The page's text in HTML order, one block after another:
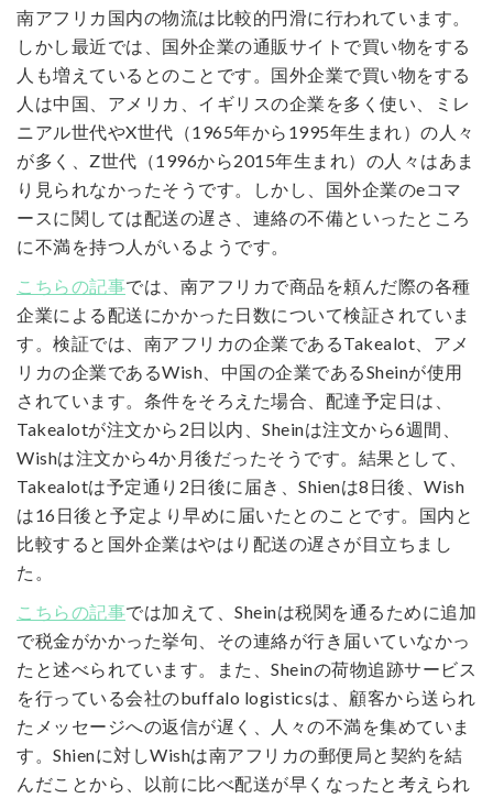
南アフリカ国内の物流は比較的円滑に行われています。
しかし最近では、国外企業の通販サイトで買い物をする
人も増えているとのことです。国外企業で買い物をする
人は中国、アメリカ、イギリスの企業を多く使い、ミレ
ニアル世代やX世代（1965年から1995年生まれ）の人々
が多く、Z世代（1996から2015年生まれ）の人々はあま
り見られなかったそうです。しかし、国外企業のeコマ
ースに関しては配送の遅さ、連絡の不備といったところ
に不満を持つ人がいるようです。
こちらの記事では、南アフリカで商品を頼んだ際の各種
企業による配送にかかった日数について検証されていま
す。検証では、南アフリカの企業であるTakealot、アメ
リカの企業であるWish、中国の企業であるSheinが使用
されています。条件をそろえた場合、配達予定日は、
Takealotが注文から2日以内、Sheinは注文から6週間、
Wishは注文から4か月後だったそうです。結果として、
Takealotは予定通り2日後に届き、Shienは8日後、Wish
は16日後と予定より早めに届いたとのことです。国内と
比較すると国外企業はやはり配送の遅さが目立ちまし
た。
こちらの記事では加えて、Sheinは税関を通るために追加
で税金がかかった挙句、その連絡が行き届いていなかっ
たと述べられています。また、Sheinの荷物追跡サービス
を行っている会社のbuffalo logisticsは、顧客から送られ
たメッセージへの返信が遅く、人々の不満を集めていま
す。Shienに対しWishは南アフリカの郵便局と契約を結
んだことから、以前に比べ配送が早くなったと考えられ